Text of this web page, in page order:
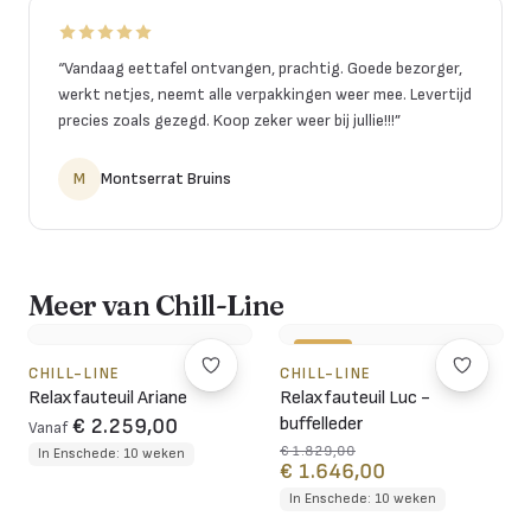
“Vandaag eettafel ontvangen, prachtig. Goede bezorger,
werkt netjes, neemt alle verpakkingen weer mee. Levertijd
precies zoals gezegd. Koop zeker weer bij jullie!!!”
M Montserrat Bruins
Meer van Chill-Line
CHILL-LINE
Relaxfauteuil Ariane
Vanaf € 2.259,00
In Enschede: 10 weken
CHILL-LINE
Relaxfauteuil Luc -
buffelleder
€ 1.829,00
€ 1.646,00
In Enschede: 10 weken